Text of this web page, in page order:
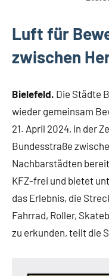
Luft für
zwischen
Bielefeld. Die Städte
wieder gemeinsam
21. April 2024, in der
Bundesstraße
Nachbarstädten
KFZ-frei und bietet
das Erlebnis, die
Fahrrad, Roller,
zu erkunden, teilt die